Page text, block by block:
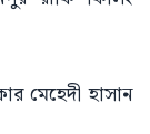
মেহেদী হাসান